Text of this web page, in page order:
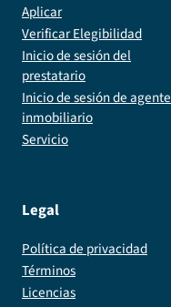
Aplicar
Verificar Elegibilidad
Inicio de sesión del
prestatario
Inicio de sesión de agente
inmobiliario
Servicio
Legal
Política de privacidad
Términos
Licencias